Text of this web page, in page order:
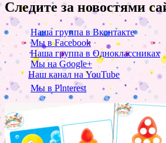
Следите за новостями
Наша группа в Вконтакте
Мы в Facebook
Наша группа в Одноклассниках
Мы на Google+
Наш канал на YouTube
Мы в Pinterest